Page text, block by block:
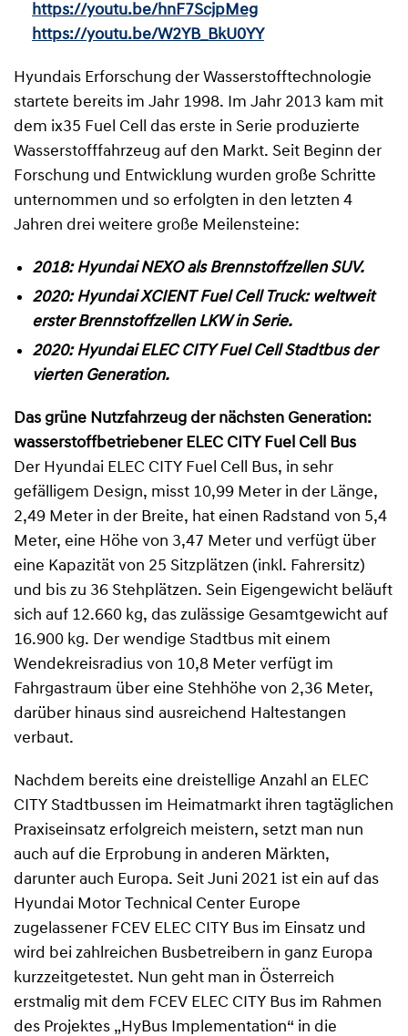
https://youtu.be/hnF7ScjpMeg
https://youtu.be/W2YB_BkU0YY
Hyundais Erforschung der Wasserstofftechnologie
startete bereits im Jahr 1998. Im Jahr 2013 kam mit
dem ix35 Fuel Cell das erste in Serie produzierte
Wasserstofffahrzeug auf den Markt. Seit Beginn der
Forschung und Entwicklung wurden große Schritte
unternommen und so erfolgten in den letzten 4
Jahren drei weitere große Meilensteine:
2018: Hyundai NEXO als Brennstoffzellen SUV.
2020: Hyundai XCIENT Fuel Cell Truck: weltweit
erster Brennstoffzellen LKW in Serie.
2020: Hyundai ELEC CITY Fuel Cell Stadtbus der
vierten Generation.
Das grüne Nutzfahrzeug der nächsten Generation:
wasserstoffbetriebener ELEC CITY Fuel Cell Bus
Der Hyundai ELEC CITY Fuel Cell Bus, in sehr
gefälligem Design, misst 10,99 Meter in der Länge,
2,49 Meter in der Breite, hat einen Radstand von 5,4
Meter, eine Höhe von 3,47 Meter und verfügt über
eine Kapazität von 25 Sitzplätzen (inkl. Fahrersitz)
und bis zu 36 Stehplätzen. Sein Eigengewicht beläuft
sich auf 12.660 kg, das zulässige Gesamtgewicht auf
16.900 kg. Der wendige Stadtbus mit einem
Wendekreisradius von 10,8 Meter verfügt im
Fahrgastraum über eine Stehhöhe von 2,36 Meter,
darüber hinaus sind ausreichend Haltestangen
verbaut.
Nachdem bereits eine dreistellige Anzahl an ELEC
CITY Stadtbussen im Heimatmarkt ihren tagtäglichen
Praxiseinsatz erfolgreich meistern, setzt man nun
auch auf die Erprobung in anderen Märkten,
darunter auch Europa. Seit Juni 2021 ist ein auf das
Hyundai Motor Technical Center Europe
zugelassener FCEV ELEC CITY Bus im Einsatz und
wird bei zahlreichen Busbetreibern in ganz Europa
kurzzeitgetestet. Nun geht man in Österreich
erstmalig mit dem FCEV ELEC CITY Bus im Rahmen
des Projektes „HyBus Implementation“ in die